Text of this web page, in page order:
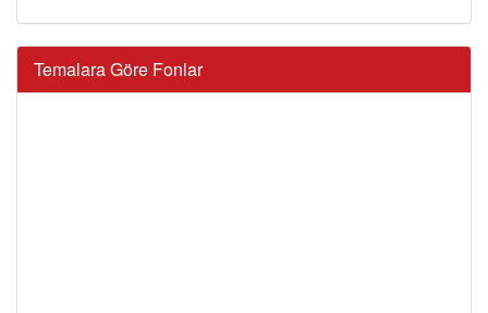
Temalara Göre Fonlar